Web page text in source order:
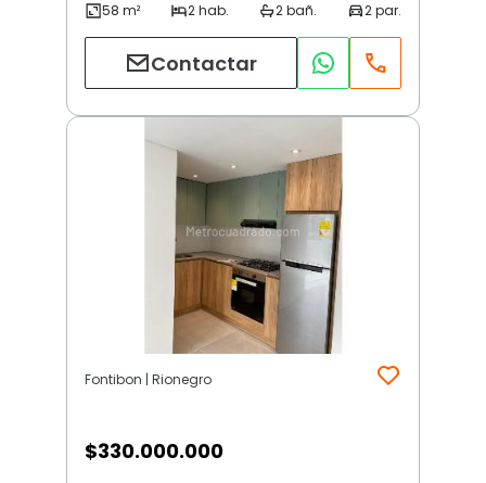
Contactar
Fontibon | Rionegro
$330.000.000